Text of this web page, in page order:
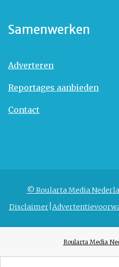
Samenwerken
Adverteren
Reportages aanbieden
Contact
© Roularta Media
Disclaimer
Roularta Media